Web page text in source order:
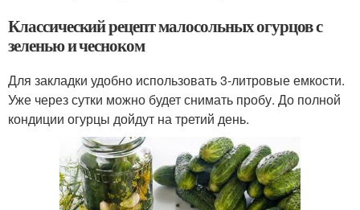
Классический рецепт малосольных огурцов с
зеленью и чесноком
Для закладки удобно использовать 3-литровые емкости.
Уже через сутки можно будет снимать пробу. До полной
кондиции огурцы дойдут на третий день.